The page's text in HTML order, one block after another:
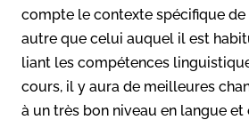
compte le contexte spécifique de
autre que celui auquel il est
liant les compétences
cours, il y aura de meilleures
à un très bon niveau en langue et